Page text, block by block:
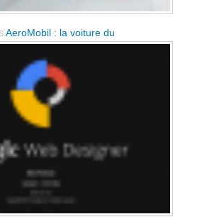
AeroMobil : la voiture du